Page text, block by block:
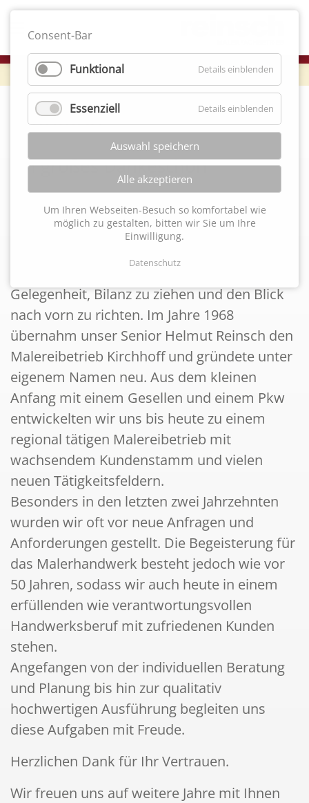
Tradition
Ein großes Dankeschön
Für viele tolle Jahre, erfolgreiche Aufträge
und zufriedene Kunden.
Gelegenheit, Bilanz zu ziehen und den Blick
nach vorn zu richten. Im Jahre 1968
übernahm unser Senior Helmut Reinsch den
Malereibetrieb Kirchhoff und gründete unter
eigenem Namen neu. Aus dem kleinen
Anfang mit einem Gesellen und einem Pkw
entwickelten wir uns bis heute zu einem
regional tätigen Malereibetrieb mit
wachsendem Kundenstamm und vielen
neuen Tätigkeitsfeldern.
Besonders in den letzten zwei Jahrzehnten
wurden wir oft vor neue Anfragen und
Anforderungen gestellt. Die Begeisterung für
das Malerhandwerk besteht jedoch wie vor
50 Jahren, sodass wir auch heute in einem
erfüllenden wie verantwortungsvollen
Handwerksberuf mit zufriedenen Kunden
stehen.
Angefangen von der individuellen Beratung
und Planung bis hin zur qualitativ
hochwertigen Ausführung begleiten uns
diese Aufgaben mit Freude.
Herzlichen Dank für Ihr Vertrauen.
Wir freuen uns auf weitere Jahre mit Ihnen
Consent-Bar
Funktional Details einblenden
Essenziell Details einblenden
Auswahl speichern
Alle akzeptieren
Um Ihren Webseiten-Besuch so komfortabel wie
möglich zu gestalten, bitten wir Sie um Ihre
Einwilligung.
Datenschutz